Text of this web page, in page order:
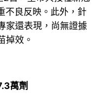
不良反映。此外，針
家還表現，尚無證據
掉效。
萬劑